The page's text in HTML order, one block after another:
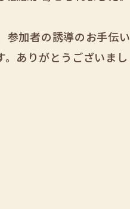
参加者の誘導のお手伝い
ありがとうございまし